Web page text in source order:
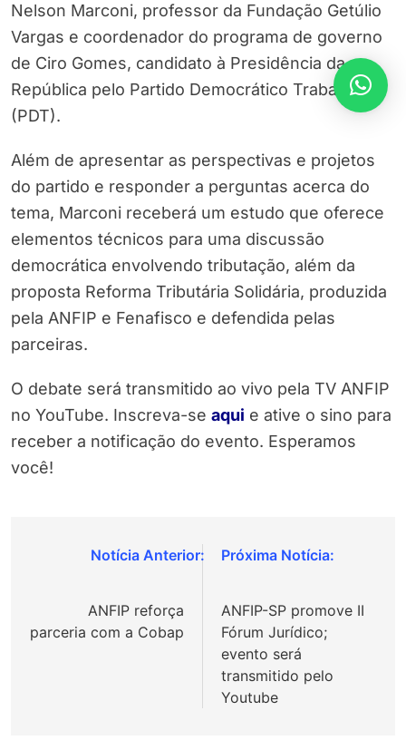
Nelson Marconi, professor da Fundação Getúlio
Vargas e coordenador do programa de governo
de Ciro Gomes, candidato à Presidência da
República pelo Partido Democrático Trabalhista
(PDT).
Além de apresentar as perspectivas e projetos
do partido e responder a perguntas acerca do
tema, Marconi receberá um estudo que oferece
elementos técnicos para uma discussão
democrática envolvendo tributação, além da
proposta Reforma Tributária Solidária, produzida
pela ANFIP e Fenafisco e defendida pelas
parceiras.
O debate será transmitido ao vivo pela TV ANFIP
no YouTube. Inscreva-se aqui e ative o sino para
receber a notificação do evento. Esperamos
você!
Navegação
Post
ANFIP reforça
parceria com a Cobap
ANFIP-SP promove II
Fórum Jurídico;
evento será
transmitido pelo
Youtube